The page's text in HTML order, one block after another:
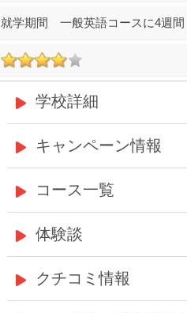
一般英語コースに4週間
学校詳細
キャンペーン情報
コース一覧
体験談
クチコミ情報